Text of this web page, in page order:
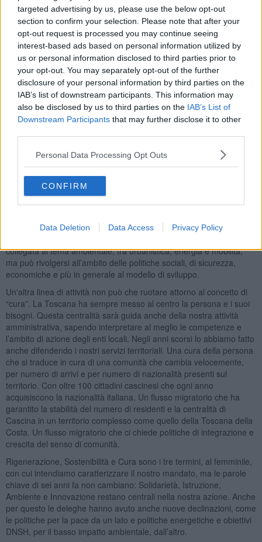
targeted advertising by us, please use the below opt-out
section to confirm your selection. Please note that after your
opt-out request is processed you may continue seeing
interest-based ads based on personal information utilized by
us or personal information disclosed to third parties prior to
your opt-out. You may separately opt-out of the further
disclosure of your personal information by third parties on the
IAB’s list of downstream participants. This information may
also be disclosed by us to third parties on the IAB’s List of
Downstream Participants that may further disclose it to other
Personal Data Processing Opt Outs
CONFIRM
Data Deletion Data Access Privacy Policy
del tessuto produttivo privato.
Dal 2020 in avanti Cascina ha ritrovato la continuità amministrativa
attraverso il lavoro di una coalizione, che si è impegnata per uno
sviluppo equilibrato del territorio. L'obiettivo che ci siamo posti è
anche stato quello di riportare una costanza nel lavoro che potesse
dare una linea di indirizzo e scelte di lungo periodo, che fossero
chiare per i cittadini.
Il quadro degli investimenti generati dalle risorse del PNRR sta
cambiando il volto dell’intera Cascina, nel segno della
rigenerazione urbana, ma i prossimi anni non potranno limitarsi alla
gestione dell’esistente. Per proseguire nella crescita c’è la
necessità di superare gli obiettivi già raggiunti.
Ogni elezione apre un nuovo ciclo e ogni mandato ha una propria
storia. La chiave di volta per il secondo mandato è riassunta in un
termine: sostenibilità. Una parola che può e deve ispirare un
metodo di lavoro. Una parola che sintetizza un’idea di società e di
che connotano l’attività amministrativa in questo senso.
collegata al tema ambientale, tra urbanistica, energia e mobilità,
ma può rivolgersi all’ambito delle politiche sociali, di sicurezza,
economiche e più in generale al modello di sviluppo.
Un'altra linea di attività non può che ruotare attorno al concetto di
“cura”. La Toscana ha sempre messo al centro la persona e i suoi
bisogni. Questa centralità sarà guida anche della nostra attività
amministrativa, sapendo interpretare al meglio le competenze e
l’ambito di azione degli enti locali. Negli anni scorsi lo abbiamo fatto
anche difendendo i nostri servizi territoriali. Una cura della persona
che si traduce in cura di una comunità che cambia velocemente,
per numero di arrivi e per numero di nazionalità presenti sul
territorio. Con oltre 100 cittadini cascinesi che ogni anno
acquisiscono la nazionalità italiana. Un flusso migratorio che ha
garantito la stabilità del numero di residenti e la centralità di
Cascina in un territorio complesso come quello della Toscana della
Costa. Un flusso migratorio che ci chiede politiche di integrazione e
crescita del senso di comunità.
Rigenerazione, Sostenibilità e Cura sono i tre termini, al femminile,
con cui intendiamo caratterizzare il nostro mandato, ma le parole
chiave di sei anni fa non cambiano: Solidarietà, Istruzione,
Ambiente e Innovazione restano centrali nella nostra azione. Anche
per questo le deleghe hanno avuto anche nuove declinazioni, come
le politiche per la pace da un lato e politiche energetiche e obiettivi
DNSH, per il basso impatto ambientale, dall’altro.